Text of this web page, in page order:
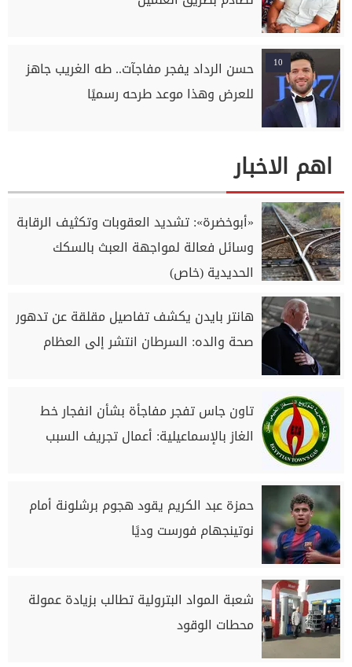
10
حسن الرداد يفجر مفاجآت.. طه الغريب جاهز
للعرض وهذا موعد طرحه رسميًا
اهم الاخبار
«أبوخضرة»: تشديد العقوبات وتكثيف الرقابة
وسائل فعالة لمواجهة العبث بالسكك
الحديدية (خاص)
هانتر بايدن يكشف تفاصيل مقلقة عن تدهور
صحة والده: السرطان انتشر إلى العظام
تاون جاس تفجر مفاجأة بشأن انفجار خط
الغاز بالإسماعيلية: أعمال تجريف السبب
حمزة عبد الكريم يقود هجوم برشلونة أمام
نوتينجهام فورست وديًا
شعبة المواد البترولية تطالب بزيادة عمولة
محطات الوقود